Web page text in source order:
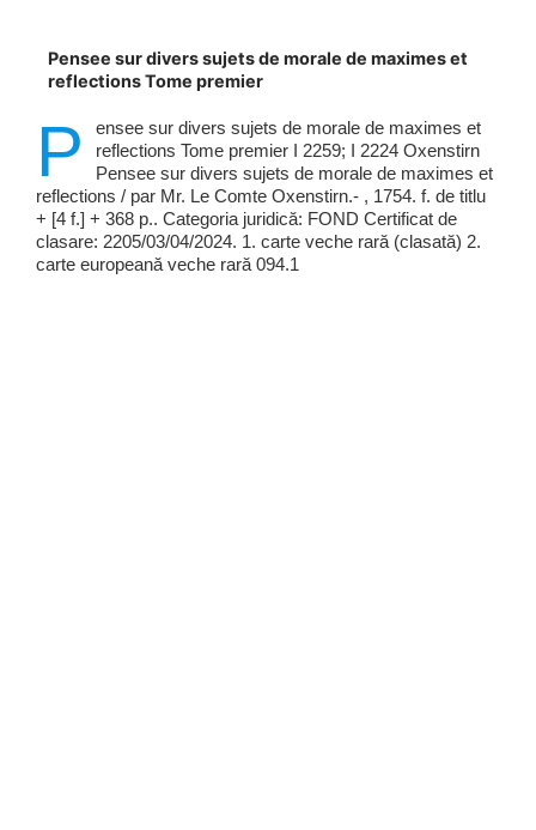
Pensee sur divers sujets de morale de maximes et
reflections Tome premier
P
ensee sur divers sujets de morale de maximes et
reflections Tome premier I 2259; I 2224 Oxenstirn
Pensee sur divers sujets de morale de maximes et
reflections / par Mr. Le Comte Oxenstirn.- , 1754. f. de titlu
+ [4 f.] + 368 p.. Categoria juridică: FOND Certificat de
clasare: 2205/03/04/2024. 1. carte veche rară (clasată) 2.
carte europeană veche rară 094.1